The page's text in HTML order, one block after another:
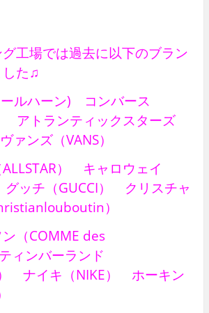
工場では過去に以下のブラン
した♫
ールハーン) コンバース
アトランティックスターズ
ンズ（VANS）
） キャロウェイ
ッチ（GUCCI） クリスチャ
）
（COMME des
ィンバーランド
ナイキ（NIKE） ホーキン